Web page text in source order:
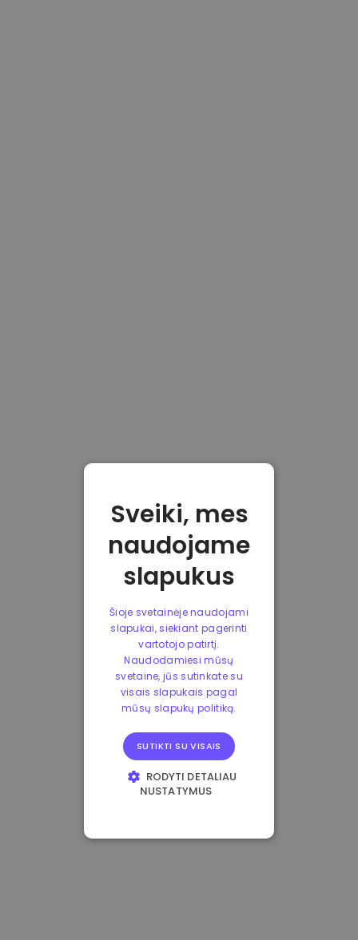
Sveiki, mes
naudojame
slapukus
Šioje svetainėje naudojami
slapukai, siekiant pagerinti
vartotojo patirtį.
Naudodamiesi mūsų
svetaine, jūs sutinkate su
visais slapukais pagal
mūsų slapukų politiką.
SUTIKTI SU VISAIS
RODYTI DETALIAU
NUSTATYMUS